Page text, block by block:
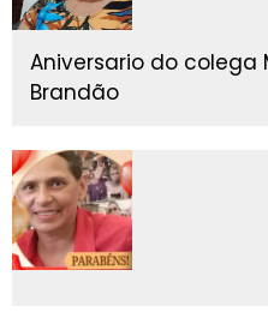
Aniversario do colega
Brandão